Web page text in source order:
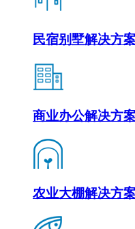
民宿别墅解决方
商业办公解决方
农业大棚解决方